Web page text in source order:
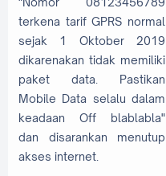
terkena tarif GPRS normal
sejak 1 Oktober 2019
dikarenakan tidak memiliki
paket data. Pastikan
Mobile Data selalu dalam
keadaan Off blablabla"
dan disarankan menutup
akses internet.